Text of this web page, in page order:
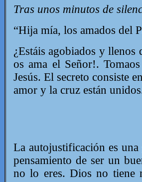
Tras unos minutos de
“Hija mía, los amados del
¿Estáis agobiados y llenos
os ama el Señor!.
Jesús. El secreto consiste
amor y la cruz están
La autojustificación es
pensamiento de ser un
no lo eres. Dios no tiene